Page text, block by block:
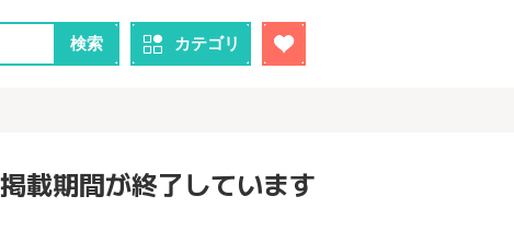
検索 カテゴリ
載期間が終了しています